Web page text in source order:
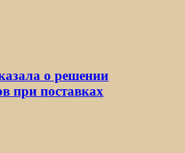
о решении
при поставках